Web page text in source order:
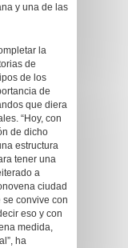
y una de las
la
de
de los
de
que diera
“Hoy, con
de dicho
estructura
tener una
a
ciudad
convive con
eso y con
medida,
ha